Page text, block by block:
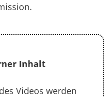
Inhalt
Videos werden